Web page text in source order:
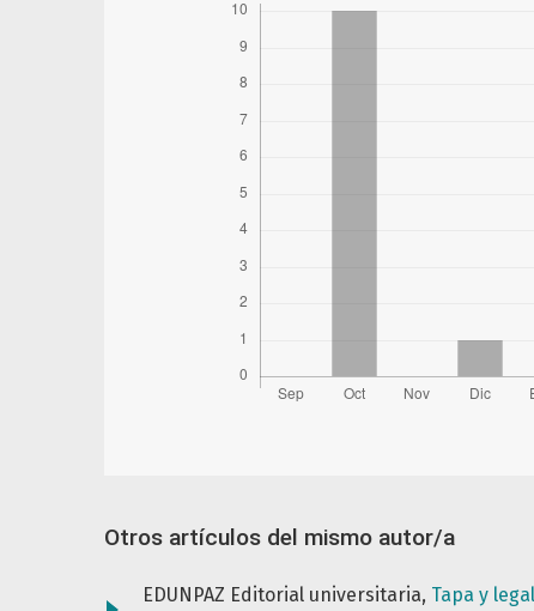
Otros artículos del mismo autor/a
EDUNPAZ Editorial universitaria, Tapa y